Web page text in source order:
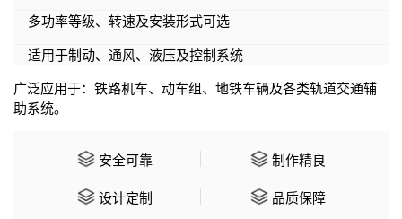
多功率等级、转速及安装形式可选
适用于制动、通风、液压及控制系统
广泛应用于：铁路机车、动车组、地铁车辆及各类轨道交通辅
助系统。
安全可靠
制作精良
设计定制
品质保障